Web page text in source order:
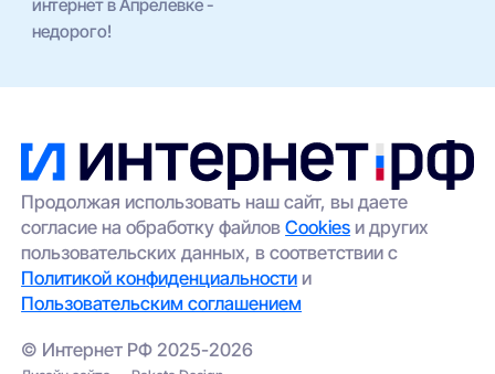
интернет в Апрелевке -
недорого!
Продолжая использовать наш сайт, вы даете
согласие на обработку файловCookies и других
пользовательских данных, в соответствии с
Политикой конфиденциальности и
Пользовательским соглашением
© Интернет РФ 2025-2026